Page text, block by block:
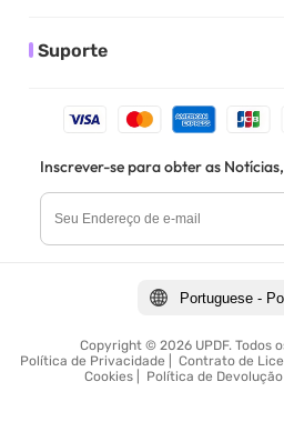
Suporte
Inscrever-se para obter as
Portuguese -
Copyright © 2026 UPDF. Todos
Política de Privacidade
Contrato de
Cookies
Política de Devolução